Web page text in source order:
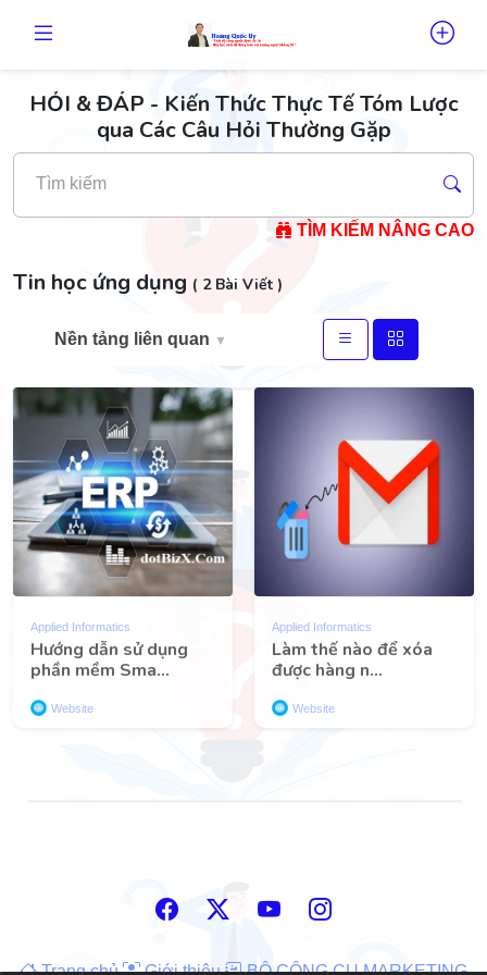
HỎI & ĐÁP - Kiến Thức Thực Tế Tóm Lược
qua Các Câu Hỏi Thường Gặp
Tìm kiếm
TÌM KIẾM NÂNG CAO
Tin học ứng dụng ( 2 Bài Viết )
Nền tảng liên quan ▼
Applied Informatics
Hướng dẫn sử dụng
phần mềm Sma...
Website
Applied Informatics
Làm thế nào để xóa
được hàng n...
Website
Trang chủ Giới thiệu BỘ CÔNG CỤ MARKETING